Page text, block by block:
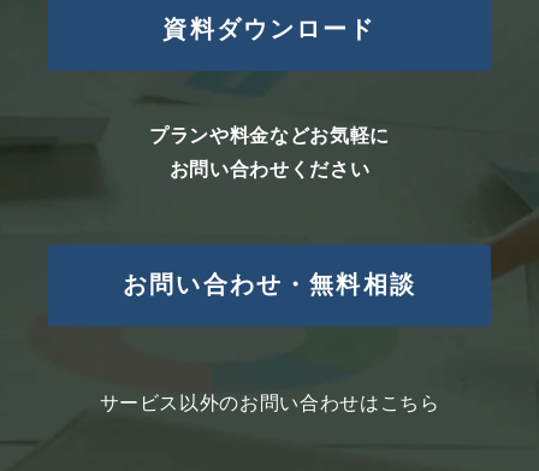
尚、業務の委託にあたっては事前に選
定し、個人情報保護の水準を満たして
いることを確認しています。必要に応
じて委託先会社とは個人情報保護に関
する契約書を交わします。
当該個人情報をご提出いただくかはご
本人様の任意ですが、この同意文によ
い合わせの対応を行えない状況等、本
資料ダウンロード
プランや料金などお気軽に
お問い合わせください
お問い合わせ・無料相談
サービス以外のお問い合わせはこちら